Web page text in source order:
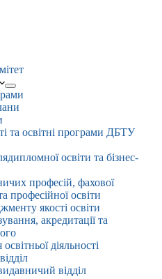
та освітні програми ДБТУ
освіти та бізнес-
професій, фахової
професійної освіти
якості освіти
акредитації та
діяльності
відділ